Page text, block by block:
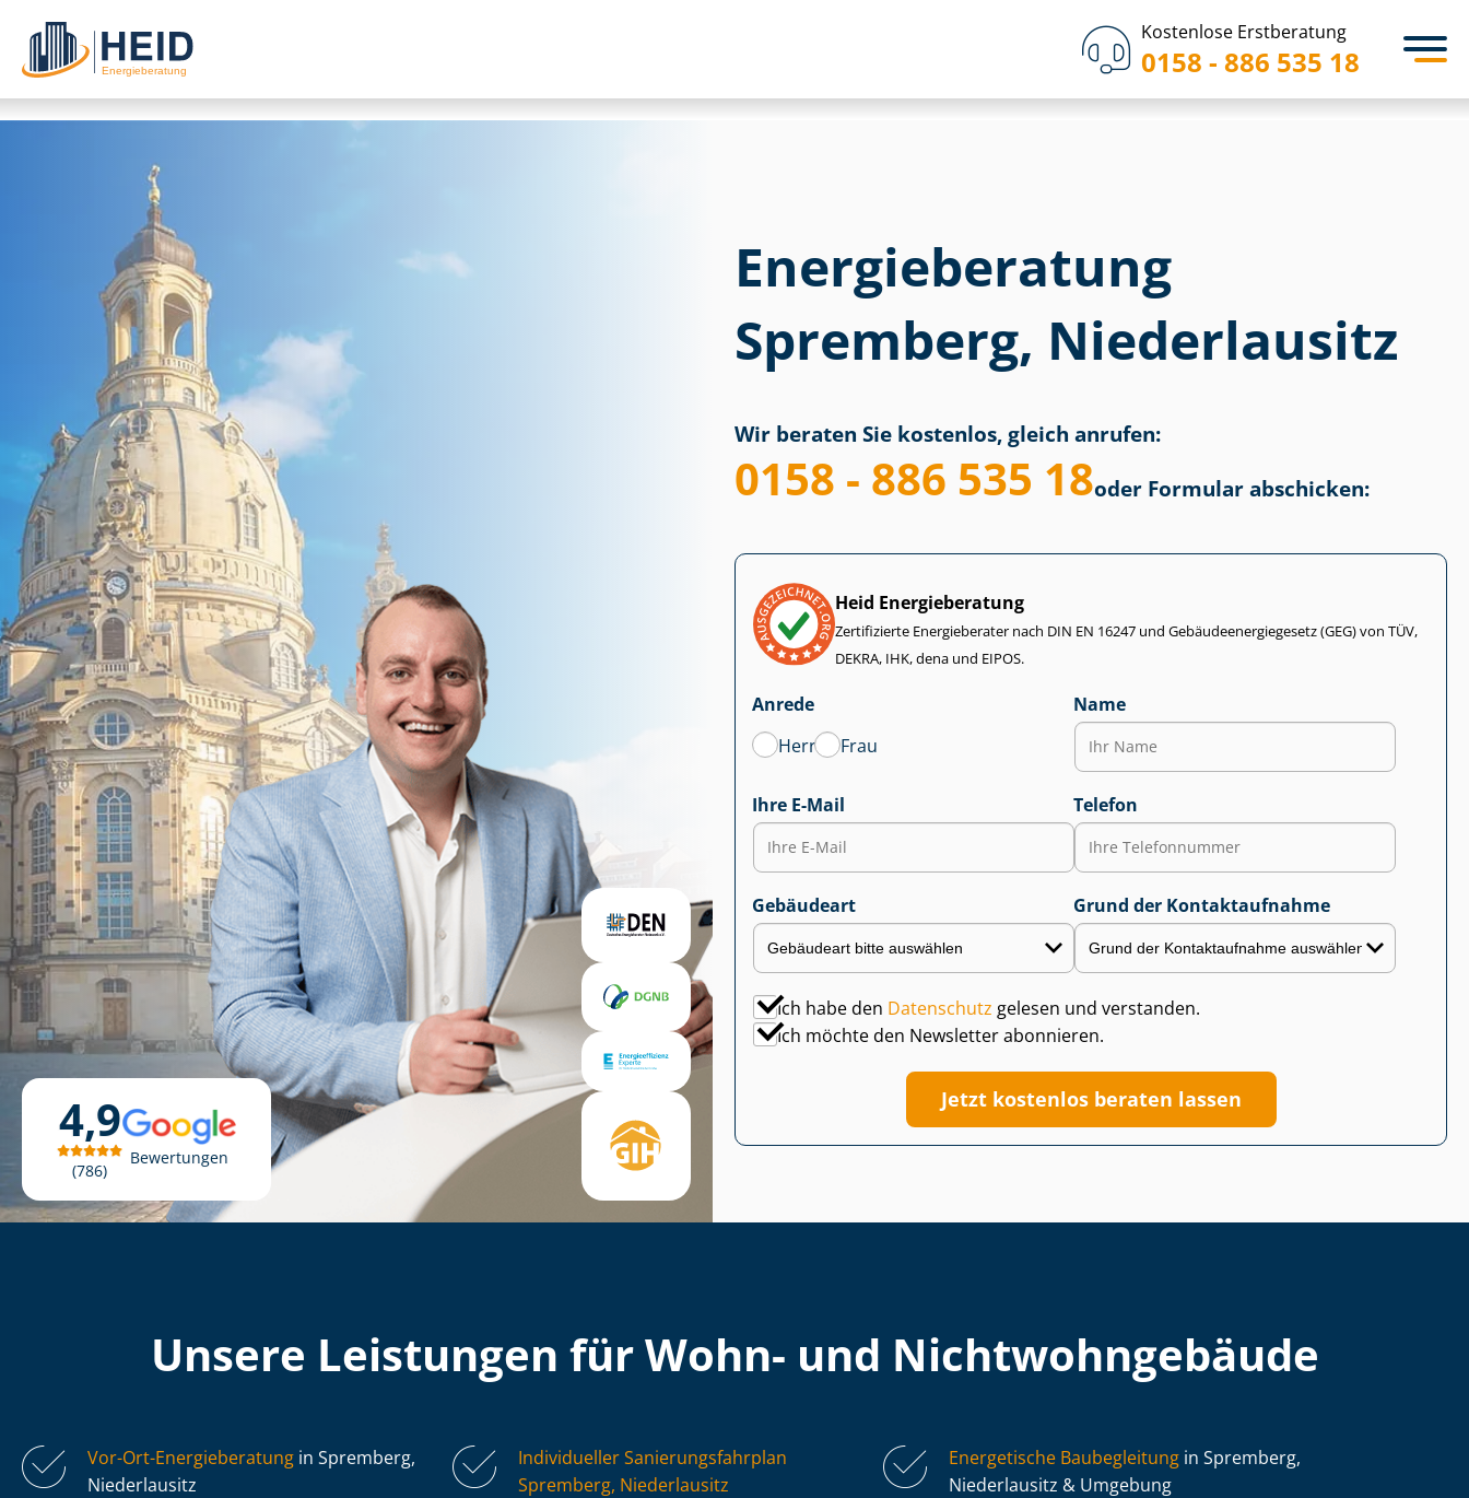
Kostenlose Erstberatung
0158 - 886 535 18
4,9
786
Bewertungen
Energieberatung
Spremberg, Niederlausitz
Wir beraten Sie kostenlos, gleich anrufen:
0158 - 886 535 18oder Formular abschicken:
Heid Energieberatung
Zertifizierte Energieberater nach DIN EN 16247 und Ge­bäu­de­en­er­gie­ge­setz (GEG) von TÜV,
DEKRA, IHK, dena und EIPOS.
Anrede
Herr
Frau
Name
Ihre E-Mail Telefon
Gebäudeart Grund der Kontaktaufnahme
Ich habe den Datenschutz gelesen und verstanden.
Ich möchte den Newsletter abonnieren.
Jetzt kostenlos beraten lassen
Unsere Leistungen für Wohn- und Nicht­wohn­ge­bäu­de
Vor-Ort-Energieberatung in Spremberg,
Niederlausitz
Individueller Sa­nie­rungs­fahr­plan
Spremberg, Niederlausitz
Energetische Baubegleitung in Spremberg,
Niederlausitz & Umgebung